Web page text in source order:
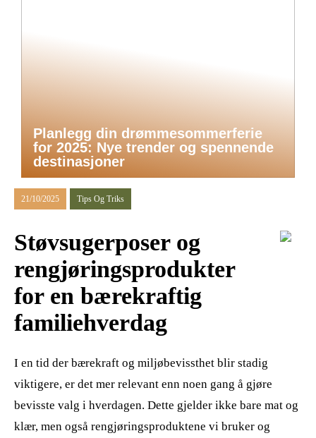
Planlegg din drømmesommerferie
for 2025: Nye trender og spennende
destinasjoner
21/10/2025 Tips Og Triks
Støvsugerposer og
rengjøringsprodukter
for en bærekraftig
familiehverdag
I en tid der bærekraft og miljøbevissthet blir stadig
viktigere, er det mer relevant enn noen gang å gjøre
bevisste valg i hverdagen. Dette gjelder ikke bare mat og
klær, men også rengjøringsproduktene vi bruker og